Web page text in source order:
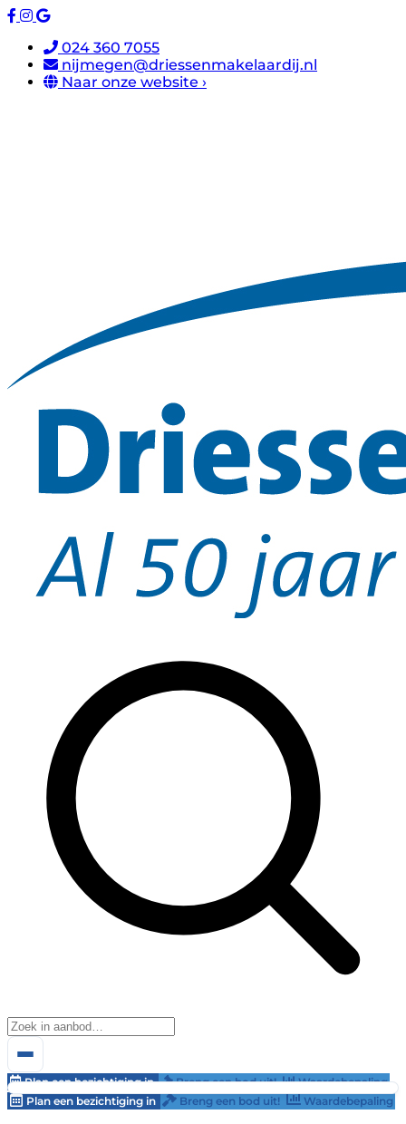
024 360 7055
nijmegen@driessenmakelaardij.nl
Naar onze website ›
Plan een bezichtiging in Breng een bod uit!
Waardebepaling
Plan een bezichtiging in
Breng een bod uit! Waardebepaling